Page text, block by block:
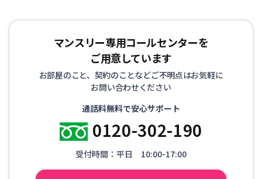
マンスリー専用コールセンターを
ご用意しています
お部屋のこと、契約のことなどご不明点はお気軽に
お問い合わせください
通話料無料で安心サポート
0120-302-190
受付時間：平日 10:00-17:00